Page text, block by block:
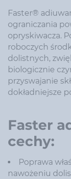
Faster®
ograniczania
opryskiwacza.
roboczych
dolistnych,
biologicznie
przyswajanie
dokładniejsze
Faster
cechy:
Poprawa
nawożeniu